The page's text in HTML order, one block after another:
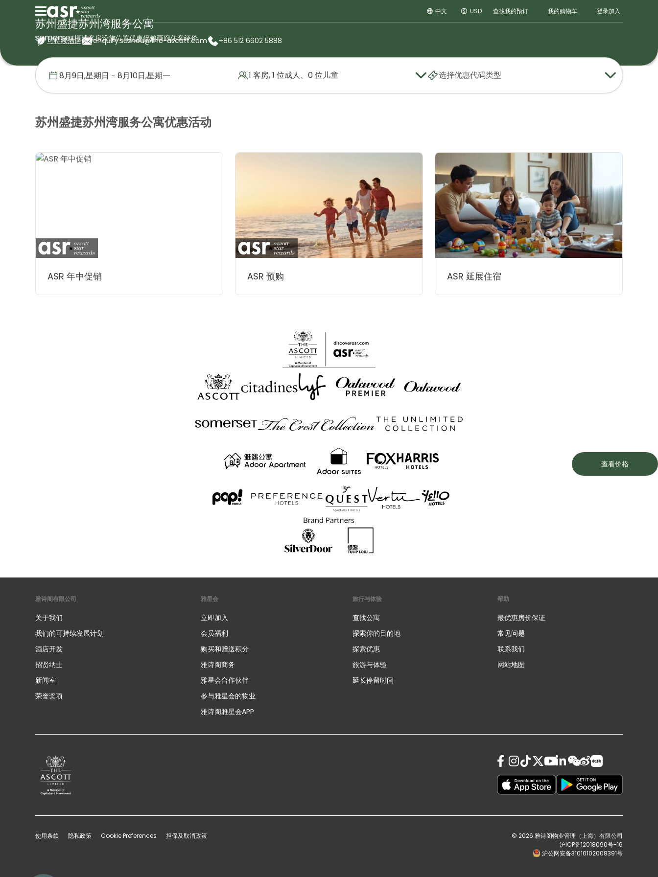
中文 USD 查找我的预订 我的购物车 登录加入
概述客房设施位置优惠促销画廊住客评价
查看价格
1 客房, 1 位成人、0 位儿童 选择优惠代码类型
苏州盛捷苏州湾服务公寓
可持续酒店 enquiry.suzhou@the-ascott.com +86 512 6602 5888
首页 盛捷服务公寓 中国 苏州盛捷苏州湾服务公寓
苏州盛捷苏州湾服务公寓优惠活动
ASR 年中促销 ASR 预购 ASR 延展住宿
雅诗阁有限公司
关于我们
我们的可持续发展计划
酒店开发
招贤纳士
新闻室
荣誉奖项
雅星会
立即加入
会员福利
购买和赠送积分
雅诗阁商务
雅星会合作伙伴
参与雅星会的物业
雅诗阁雅星会APP
旅行与体验
查找公寓
探索你的目的地
探索优惠
旅游与体验
延长停留时间
帮助
最优惠房价保证
常见问题
联系我们
网站地图
使用条款 隐私政策 Cookie Preferences 担保及取消政策
© 2026 雅诗阁物业管理（上海）有限公司
沪ICP备12018090号-16
沪公网安备31010102008391号